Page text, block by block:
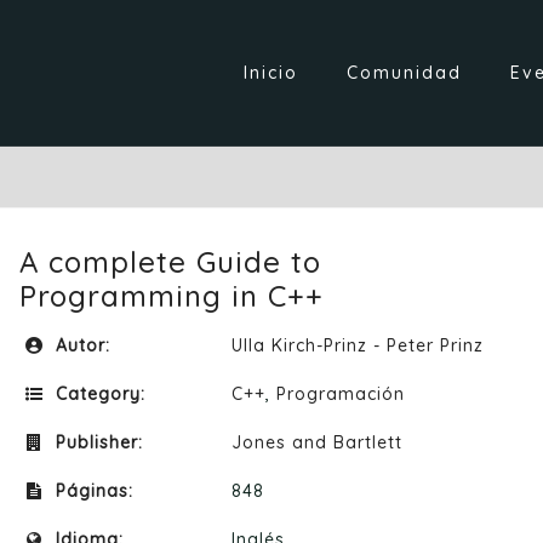
Inicio Comunidad
A complete Guide to
Programming in C++
Autor: Ulla Kirch-Prinz - Peter Prinz
Category: C++, Programación
Publisher: Jones and Bartlett
Páginas: 848